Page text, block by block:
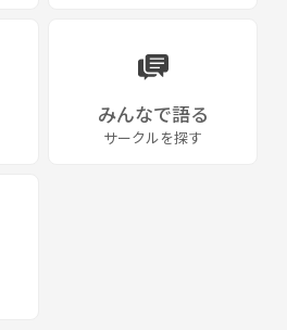
みんなで語る
サークルを探す